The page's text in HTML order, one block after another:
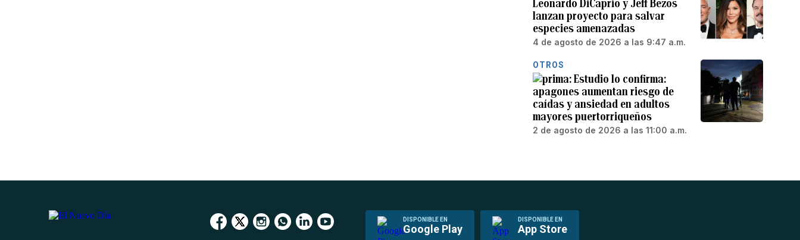
Leonardo DiCaprio y Jeff Bezos
lanzan proyecto para salvar
especies amenazadas
4 de agosto de 2026 a las 9:47 a.m.
OTROS
Estudio lo confirma:
apagones aumentan riesgo de
caídas y ansiedad en adultos
mayores puertorriqueños
2 de agosto de 2026 a las 11:00 a.m.
DISPONIBLE EN
Google Play
DISPONIBLE EN
App Store